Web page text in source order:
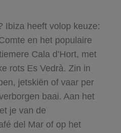
Ibiza heeft volop keuze:
en het populaire
Cala d’Hort, met
rots Es Vedrà. Zin in
jetskiën of vaar per
baai. Aan het
je van de
del Mar of op het